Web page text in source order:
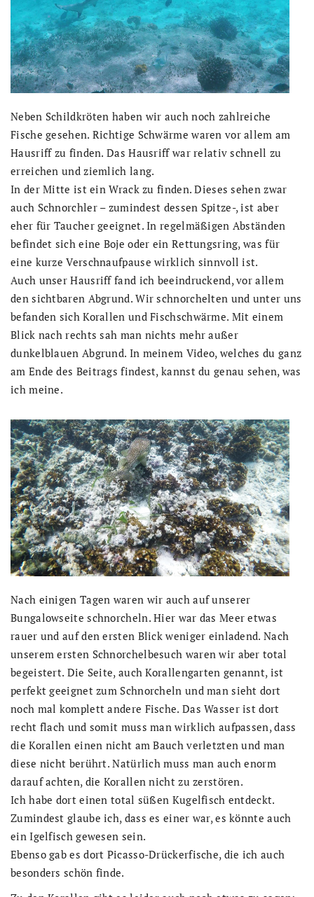
Neben Schildkröten haben wir auch noch zahlreiche
Fische gesehen. Richtige Schwärme waren vor allem am
Hausriff zu finden. Das Hausriff war relativ schnell zu
erreichen und ziemlich lang.
In der Mitte ist ein Wrack zu finden. Dieses sehen zwar
auch Schnorchler – zumindest dessen Spitze-, ist aber
eher für Taucher geeignet. In regelmäßigen Abständen
befindet sich eine Boje oder ein Rettungsring, was für
eine kurze Verschnaufpause wirklich sinnvoll ist.
Auch unser Hausriff fand ich beeindruckend, vor allem
den sichtbaren Abgrund. Wir schnorchelten und unter uns
befanden sich Korallen und Fischschwärme. Mit einem
Blick nach rechts sah man nichts mehr außer
dunkelblauen Abgrund. In meinem Video, welches du ganz
am Ende des Beitrags findest, kannst du genau sehen, was
ich meine.
Nach einigen Tagen waren wir auch auf unserer
Bungalowseite schnorcheln. Hier war das Meer etwas
rauer und auf den ersten Blick weniger einladend. Nach
unserem ersten Schnorchelbesuch waren wir aber total
begeistert. Die Seite, auch Korallengarten genannt, ist
perfekt geeignet zum Schnorcheln und man sieht dort
noch mal komplett andere Fische. Das Wasser ist dort
recht flach und somit muss man wirklich aufpassen, dass
die Korallen einen nicht am Bauch verletzten und man
diese nicht berührt. Natürlich muss man auch enorm
darauf achten, die Korallen nicht zu zerstören.
Ich habe dort einen total süßen Kugelfisch entdeckt.
Zumindest glaube ich, dass es einer war, es könnte auch
ein Igelfisch gewesen sein.
Ebenso gab es dort Picasso-Drückerfische, die ich auch
besonders schön finde.